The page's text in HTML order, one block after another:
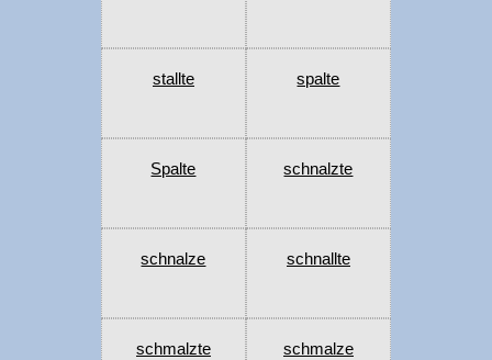
stallte spalte
Spalte schnalzte
schnalze schnallte
schmalzte schmalze